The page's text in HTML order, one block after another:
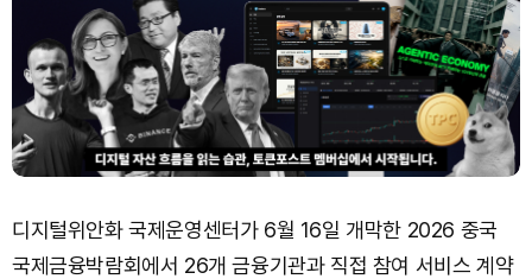
Hyperliquid (HYPE) ₩79,492(+0.33%)
Dogecoin (DOGE) ₩99.42(+1.43%)
Bitcoin (BTC) ₩92,447,514(+0.70%)
디지털위안화 국제운영센터가 6월 16일 개막한 2026 중국
국제금융박람회에서 26개 금융기관과 직접 참여 서비스 계약